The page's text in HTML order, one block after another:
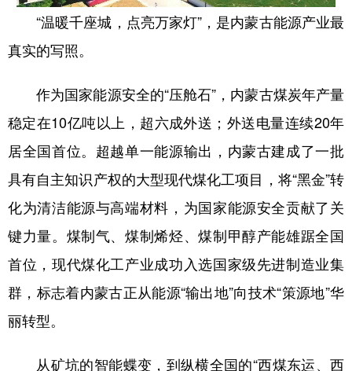
山东 河南 湖北 湖南
广东
四川 贵州 云南 西藏
陕西 甘肃 青海 宁夏
新疆 内蒙古 黑龙江
多语种频道
Русский язык 日本語 한국어
Deutsch
“温暖千座城，点亮万家灯”，是内蒙古能源产业最
真实的写照。
作为国家能源安全的“压舱石”，内蒙古煤炭年产量
稳定在10亿吨以上，超六成外送；外送电量连续20年
居全国首位。超越单一能源输出，内蒙古建成了一批
具有自主知识产权的大型现代煤化工项目，将“黑金”转
化为清洁能源与高端材料，为国家能源安全贡献了关
键力量。煤制气、煤制烯烃、煤制甲醇产能雄踞全国
首位，现代煤化工产业成功入选国家级先进制造业集
群，标志着内蒙古正从能源“输出地”向技术“策源地”华
丽转型。
从矿坑的智能蝶变，到纵横全国的“西煤东运、西